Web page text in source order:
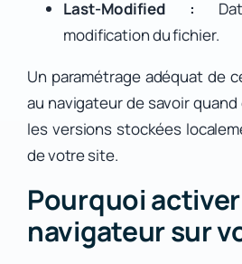
Last-Modified :
modification du fichier.
Un paramétrage adéquat de
au navigateur de savoir
les versions stockées
de votre site.
Pourquoi
navigateur sur